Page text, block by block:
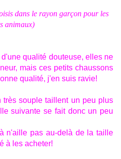
dans le rayon garçon pour les
animaux)
qualité douteuse, elles ne
mais ces petits chaussons
qualité, j'en suis ravie!
très souple taillent un peu plus
suivante se fait donc un peu
n'aille pas au-delà de la taille
à les acheter!